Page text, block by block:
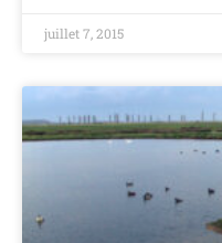
juillet 7, 2015